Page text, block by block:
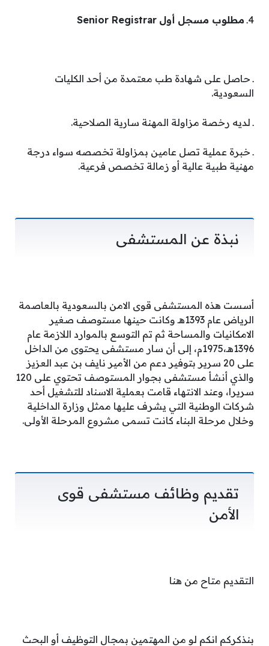
4ـ مطلوب مسجل أول Senior Registrar
ـ حاصل على شهادة طب معتمدة من أحد الكليات
السعودية.
ـ لديه رخصة مزاولة المهنة سارية الصلاحية.
ـ خبرة عملية تصل عامين بمزاولة تخصصه سواء درجة
مهنية طبية عالية أو زمالة تخصص فرعية.
نبذة عن المستشفى
أسست هذه المستشفى قوى الامن بالسعودية بالعاصمة
الرياض عام 1393هـ وكانت حينها مستوصف صغير
الامكانيات والمساحة ثم تم التوسع بالموارد اللازمة عام
1396هـ،1975م، إلى أن سار مستشفى يحتوى من الداخل
على 20 سرير بتوفير دعم من الأمير نايف بن عبد العزيز
والذي أنشأ مستشفى بجوار المستوصف تحتوي على 120
سريرا، وعند الانتهاء قامت بعملية الاسناد للتشغيل أحد
شركات الوطنية التي يشرف عليها ممثل وزارة الداخلية
وخلال مرحلة البناء كانت تسمى مشروع المرحلة الأولى.
تقديم وظائف مستشفى قوى
الأمن
التقديم متاح من هنا
بنذكركم انكم لو من المهتمين بمجال التوظيف أو البحث